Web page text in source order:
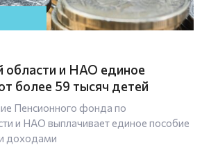
области и НАО единое
более 59 тысяч детей
Пенсионного фонда по
и НАО выплачивает единое пособие
доходами